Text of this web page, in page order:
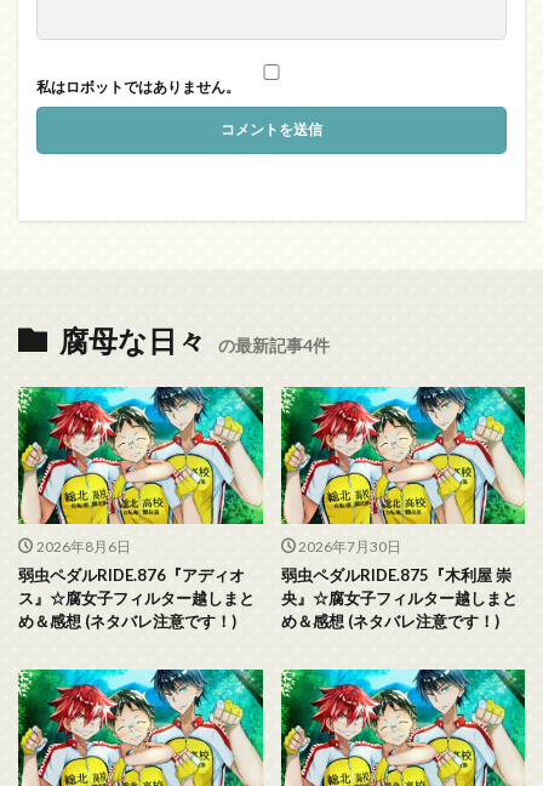
私はロボットではありません。
腐母な日々 の最新記事4件
2026年8月6日
弱虫ペダルRIDE.876『アディオ
ス』☆腐女子フィルター越しまと
め＆感想 (ネタバレ注意です！)
2026年7月30日
弱虫ペダルRIDE.875『木利屋 崇
央』☆腐女子フィルター越しまと
め＆感想 (ネタバレ注意です！)